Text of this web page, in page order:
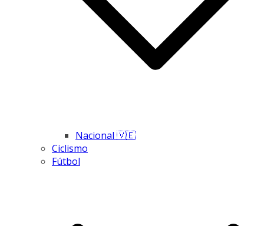
Nacional 🇻🇪
Ciclismo
Fútbol